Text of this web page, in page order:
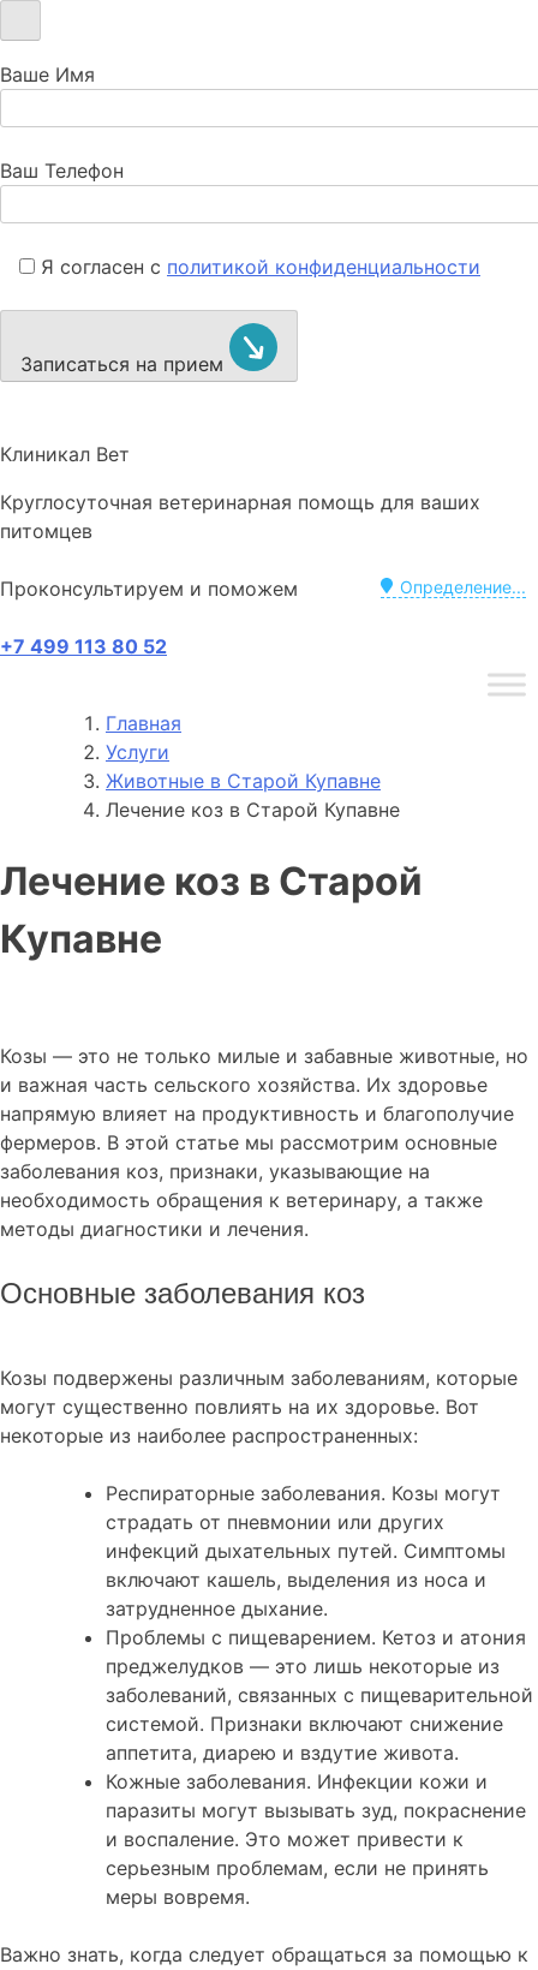
Ваше Имя
Ваш Телефон
Я согласен с политикой конфиденциальности
Записаться на прием
Клиникал Вет
Круглосуточная ветеринарная помощь для ваших
питомцев
Определение...
Проконсультируем и поможем
+7 499 113 80 52
Главная
Услуги
Животные в Старой Купавне
Лечение коз в Старой Купавне
Лечение коз в Старой
Купавне
Козы — это не только милые и забавные животные, но
и важная часть сельского хозяйства. Их здоровье
напрямую влияет на продуктивность и благополучие
фермеров. В этой статье мы рассмотрим основные
заболевания коз, признаки, указывающие на
необходимость обращения к ветеринару, а также
методы диагностики и лечения.
Основные заболевания коз
Козы подвержены различным заболеваниям, которые
могут существенно повлиять на их здоровье. Вот
некоторые из наиболее распространенных:
Респираторные заболевания. Козы могут
страдать от пневмонии или других
инфекций дыхательных путей. Симптомы
включают кашель, выделения из носа и
затрудненное дыхание.
Проблемы с пищеварением. Кетоз и атония
преджелудков — это лишь некоторые из
заболеваний, связанных с пищеварительной
системой. Признаки включают снижение
аппетита, диарею и вздутие живота.
Кожные заболевания. Инфекции кожи и
паразиты могут вызывать зуд, покраснение
и воспаление. Это может привести к
серьезным проблемам, если не принять
меры вовремя.
Важно знать, когда следует обращаться за помощью к